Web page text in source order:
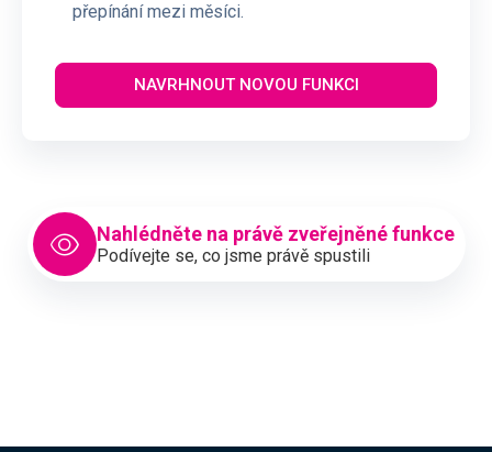
přepínání mezi měsíci.
NAVRHNOUT NOVOU FUNKCI
Nahlédněte na právě zveřejněné funkce
Podívejte se, co jsme právě spustili